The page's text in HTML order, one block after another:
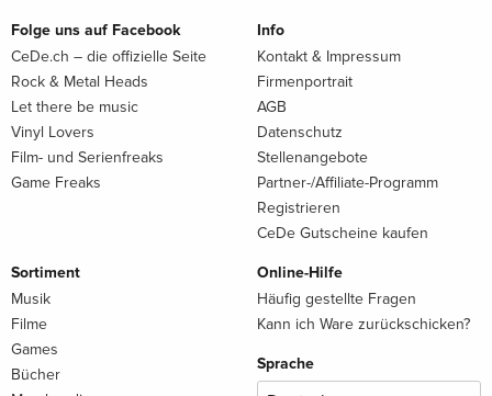
Folge uns auf Facebook
CeDe.ch – die offizielle Seite
Rock & Metal Heads
Let there be music
Vinyl Lovers
Film- und Serienfreaks
Game Freaks
Info
Kontakt & Impressum
Firmenportrait
AGB
Datenschutz
Stellenangebote
Partner-/Affiliate-Programm
Registrieren
CeDe Gutscheine kaufen
Sortiment
Musik
Filme
Games
Bücher
Online-Hilfe
Häufig gestellte Fragen
Kann ich Ware zurückschicken?
Sprache